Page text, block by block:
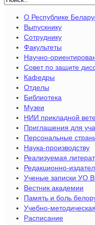
О Республике
Выпускнику
Сотруднику
Факультеты
Научно-
Совет по защите
Кафедры
Отделы
Библиотека
Музеи
НИИ прикладной
Приглашения для
Персональные
Наука-производству
Реализуемая
Редакционно-
Ученые записки УО
Вестник академии
Память и боль
Учебно-
Расписание